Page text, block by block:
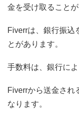
金を受け取ること
Fiverrは、銀行振込
とがあります。
手数料は、銀行によ
Fiverrから送金され
なります。